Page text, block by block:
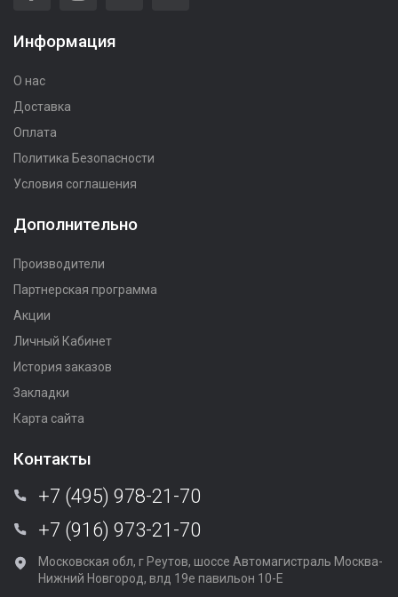
Информация
О нас
Доставка
Оплата
Политика Безопасности
Условия соглашения
Дополнительно
Производители
Партнерская программа
Акции
Личный Кабинет
История заказов
Закладки
Карта сайта
Контакты
+7 (495) 978-21-70
+7 (916) 973-21-70
Московская обл, г Реутов, шоссе Автомагистраль Москва-
Нижний Новгород, влд 19е павильон 10-Е